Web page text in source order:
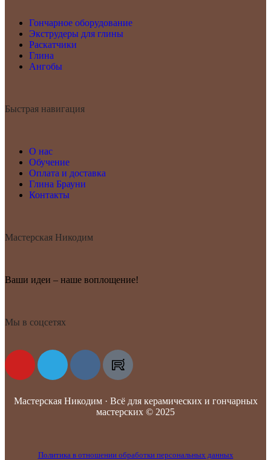
Гончарное оборудование
Экструдеры для глины
Раскатчики
Глина
Ангобы
Быстрая навигация
О нас
Обучение
Оплата и доставка
Глина Брауни
Контакты
Мастерская Никодим
Ваши идеи – наше воплощение!
Мы в соцсетях
Мастерская Никодим · Всё для керамических и гончарных
мастерских © 2025
Политика в отношении обработки персональных данных